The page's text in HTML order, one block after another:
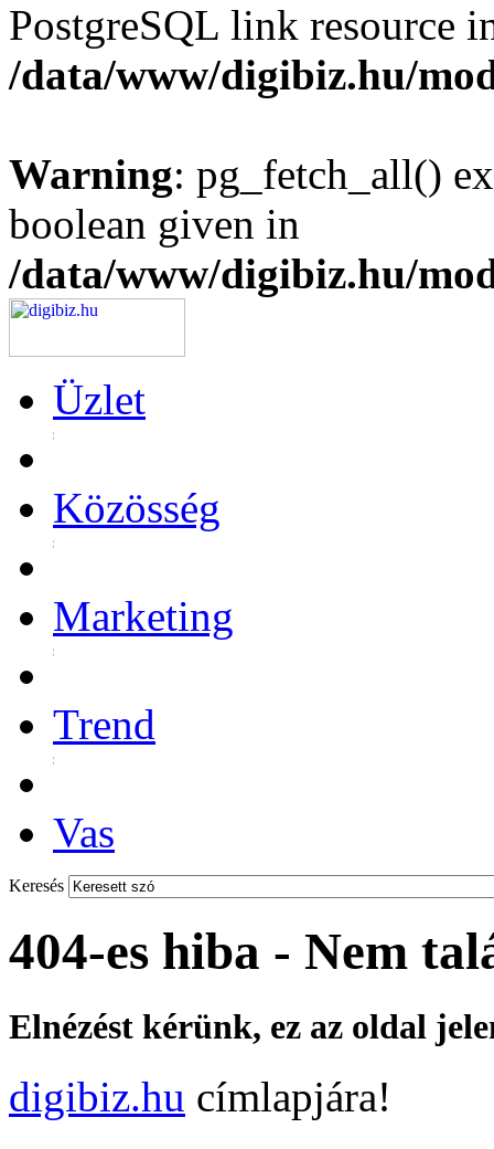
PostgreSQL link resource
/data/www/digibiz.hu/
Warning: pg_fetch_all()
boolean given in
/data/www/digibiz.hu/
Üzlet
Közösség
Marketing
Trend
Vas
Keresés
404-es hiba - Nem
Elnézést kérünk, ez az oldal
digibiz.hu címlapjára!